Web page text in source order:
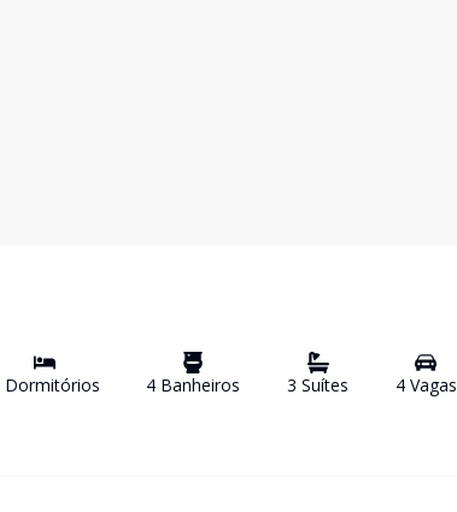
Dormitórios 4 Banheiros 3 Suítes 4Vagas